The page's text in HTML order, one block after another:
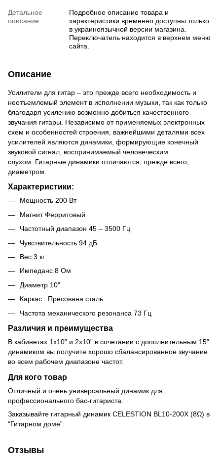
Детальное
описание
Подробное описание товара и
характеристики временно доступны только
в украиноязычной версии магазина.
Переключатель находится в верхнем меню
сайта.
Описание
Усилители для гитар – это прежде всего необходимость и
неотъемлемый элемент в исполнении музыки, так как только
благодаря усилению возможно добиться качественного
звучания гитары. Независимо от применяемых электронных
схем и особенностей строения, важнейшими деталями всех
усилителей являются динамики, формирующие конечный
звуковой сигнал, воспринимаемый человеческим
слухом. Гитарные динамики отличаются, прежде всего,
диаметром.
Характеристики:
Мощность 200 Вт
Магнит Ферритовый
Частотный диапазон 45 – 3500 Гц
Чувствительность 94 дБ
Вес 3 кг
Импеданс 8 Ом
Диаметр 10"
Каркас Пресована сталь
Частота механического резонанса 73 Гц
Различия и преимущества
В кабинетах 1х10” и 2х10” в сочетании с дополнительным 15”
динамиком вы получите хорошо сбалансированное звучание
во всем рабочем диапазоне частот.
Для кого товар
Отличный и очень универсальный динамик для
профессионального бас-гитариста.
Заказывайте гитарный динамик CELESTION BL10-200X (8Ω) в
“Гитарном доме”.
Отзывы